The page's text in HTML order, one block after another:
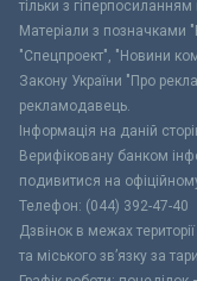
тільки з
Матеріали з позначками
"Спецпроект", "Новини
Закону України "Про
рекламодавець.
Інформація на даній
Верифіковану банком
подивитися на
Телефон: (044) 392-47-40
Дзвінок в межах
та міського зв’язку за